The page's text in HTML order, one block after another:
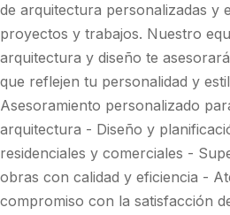
de arquitectura personalizadas y
proyectos y trabajos. Nuestro
arquitectura y diseño te
que reflejen tu personalidad y
Asesoramiento personalizado
arquitectura - Diseño y
residenciales y comerciales -
obras con calidad y eficiencia -
compromiso con la satisfacción